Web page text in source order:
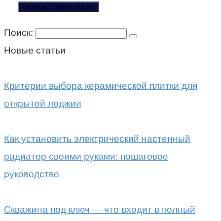
Поиск:
Новые статьи
Критерии выбора керамической плитки для
открытой лоджии
Как установить электрический настенный
радиатор своими руками: пошаговое
руководство
Скважина под ключ — что входит в полный